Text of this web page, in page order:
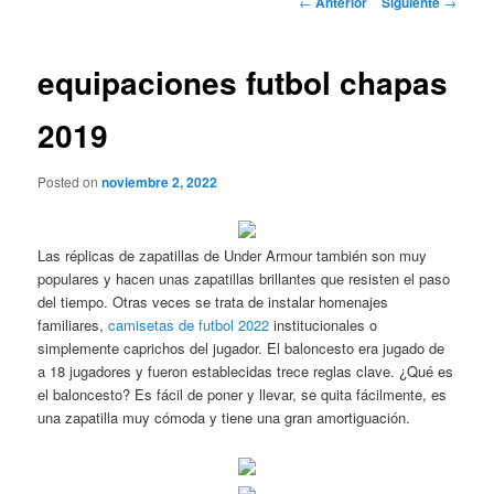
equipaciones futbol chapas
2019
Posted onnoviembre 2, 2022
Las réplicas de zapatillas de Under Armour también son muy
populares y hacen unas zapatillas brillantes que resisten el paso
del tiempo. Otras veces se trata de instalar homenajes
familiares,camisetas de futbol 2022 institucionales o
simplemente caprichos del jugador. El baloncesto era jugado de
a 18 jugadores y fueron establecidas trece reglas clave. ¿Qué es
el baloncesto? Es fácil de poner y llevar, se quita fácilmente, es
una zapatilla muy cómoda y tiene una gran amortiguación.